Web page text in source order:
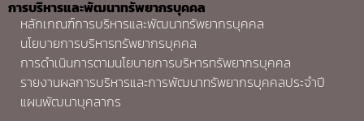
การบริหารและพัฒนาทรัพยากรบุคคล
หลักเกณฑ์การบริหารและพัฒนาทรัพยากรบุคคล
นโยบายการบริหารทรัพยากรบุคคล
การดำเนินการตามนโยบายการบริหารทรัพยากรบุคคล
รายงานผลการบริหารและการพัฒนาทรัพยากรบุคคลประจำปี
แผนพัฒนาบุคลากร